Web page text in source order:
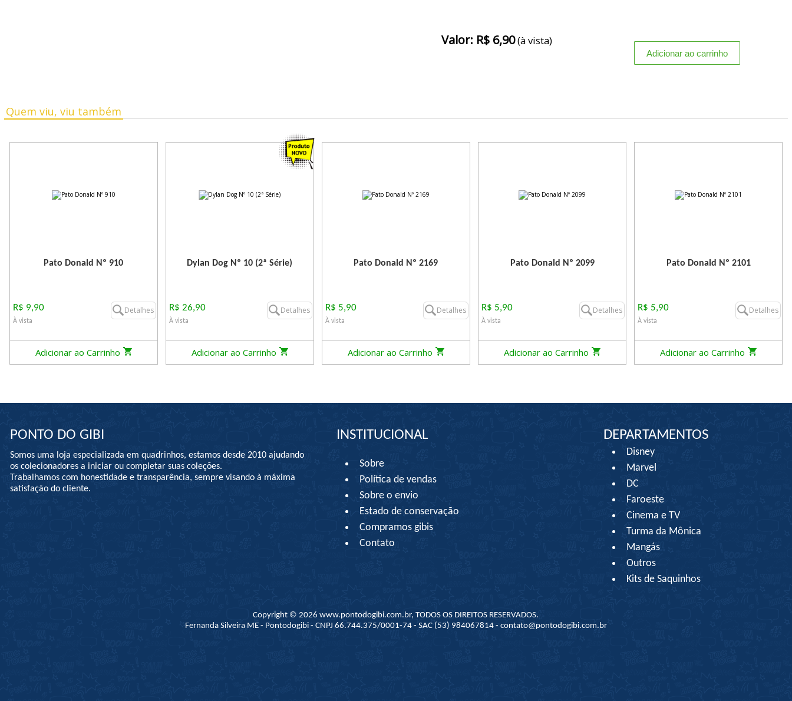
Valor: R$ 6,90(à vista)
Quem viu, viu também
Pato Donald Nº 910
R$ 9,90
À vista
Detalhes
Adicionar ao Carrinho
Dylan Dog Nº 10 (2ª Série)
R$ 26,90
À vista
Detalhes
Adicionar ao Carrinho
Pato Donald Nº 2169
R$ 5,90
À vista
Detalhes
Adicionar ao Carrinho
Pato Donald Nº 2099
R$ 5,90
À vista
Detalhes
Adicionar ao Carrinho
Pato Donald Nº 2101
R$ 5,90
À vista
Detalhes
Adicionar ao Carrinho
PONTO DO GIBI
Somos uma loja especializada em quadrinhos, estamos desde 2010 ajudando
os colecionadores a iniciar ou completar suas coleções.
Trabalhamos com honestidade e transparência, sempre visando à máxima
satisfação do cliente.
INSTITUCIONAL
Sobre
Política de vendas
Sobre o envio
Estado de conservação
Compramos gibis
Contato
DEPARTAMENTOS
Disney
Marvel
DC
Faroeste
Cinema e TV
Turma da Mônica
Mangás
Outros
Kits de Saquinhos
Copyright © 2026 www.pontodogibi.com.br, TODOS OS DIREITOS RESERVADOS.
Fernanda Silveira ME - Pontodogibi - CNPJ 66.744.375/0001-74 - SAC (53) 984067814 - contato@pontodogibi.com.br